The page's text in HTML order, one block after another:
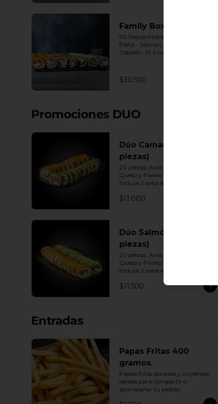
Family Box
70 Piezas Mixtas 10 Envuelto
Palta - Salmón, Queso crema ,
Cebollín. 10 Envuelto Sésamo -
10 Envuelto Ciboulette -
Camarón, queso crema, cebollín.
Salmón, queso crema, cebollÍn
$30.500
Promociones DUO
Dúo Camarón (20
piezas)
20 piezas: Avocado Camarón
Queso y Panko Camarón Queso.
Incluye 2 salsa a elección.
$11.000
Dúo Salmón (20
piezas)
20 piezas: Avocado Salmón
Queso y Panko Salmón Queso.
Incluye 2 salsa a elección.
$11.500
Entradas
Papas Fritas 400
gramos.
Papas fritas doradas y crujientes,
ideales para compartir o
acompañar tu pedido.